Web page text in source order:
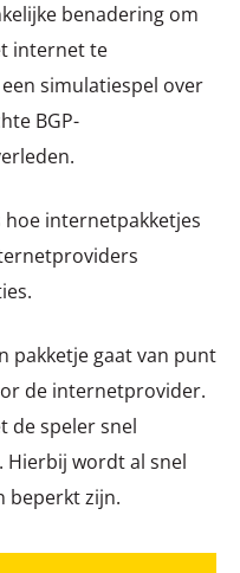
benadering om
internet te
simulatiespel over
BGP-
internetpakketjes
pakketje gaat van punt
de internetprovider.
de speler snel
wordt al snel
beperkt zijn.